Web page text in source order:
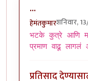
...
हेमंतकुमारशनिवार,
भटके कुत्रे आणि
प्रमाण वाढू लागलं
प्रतिसाद